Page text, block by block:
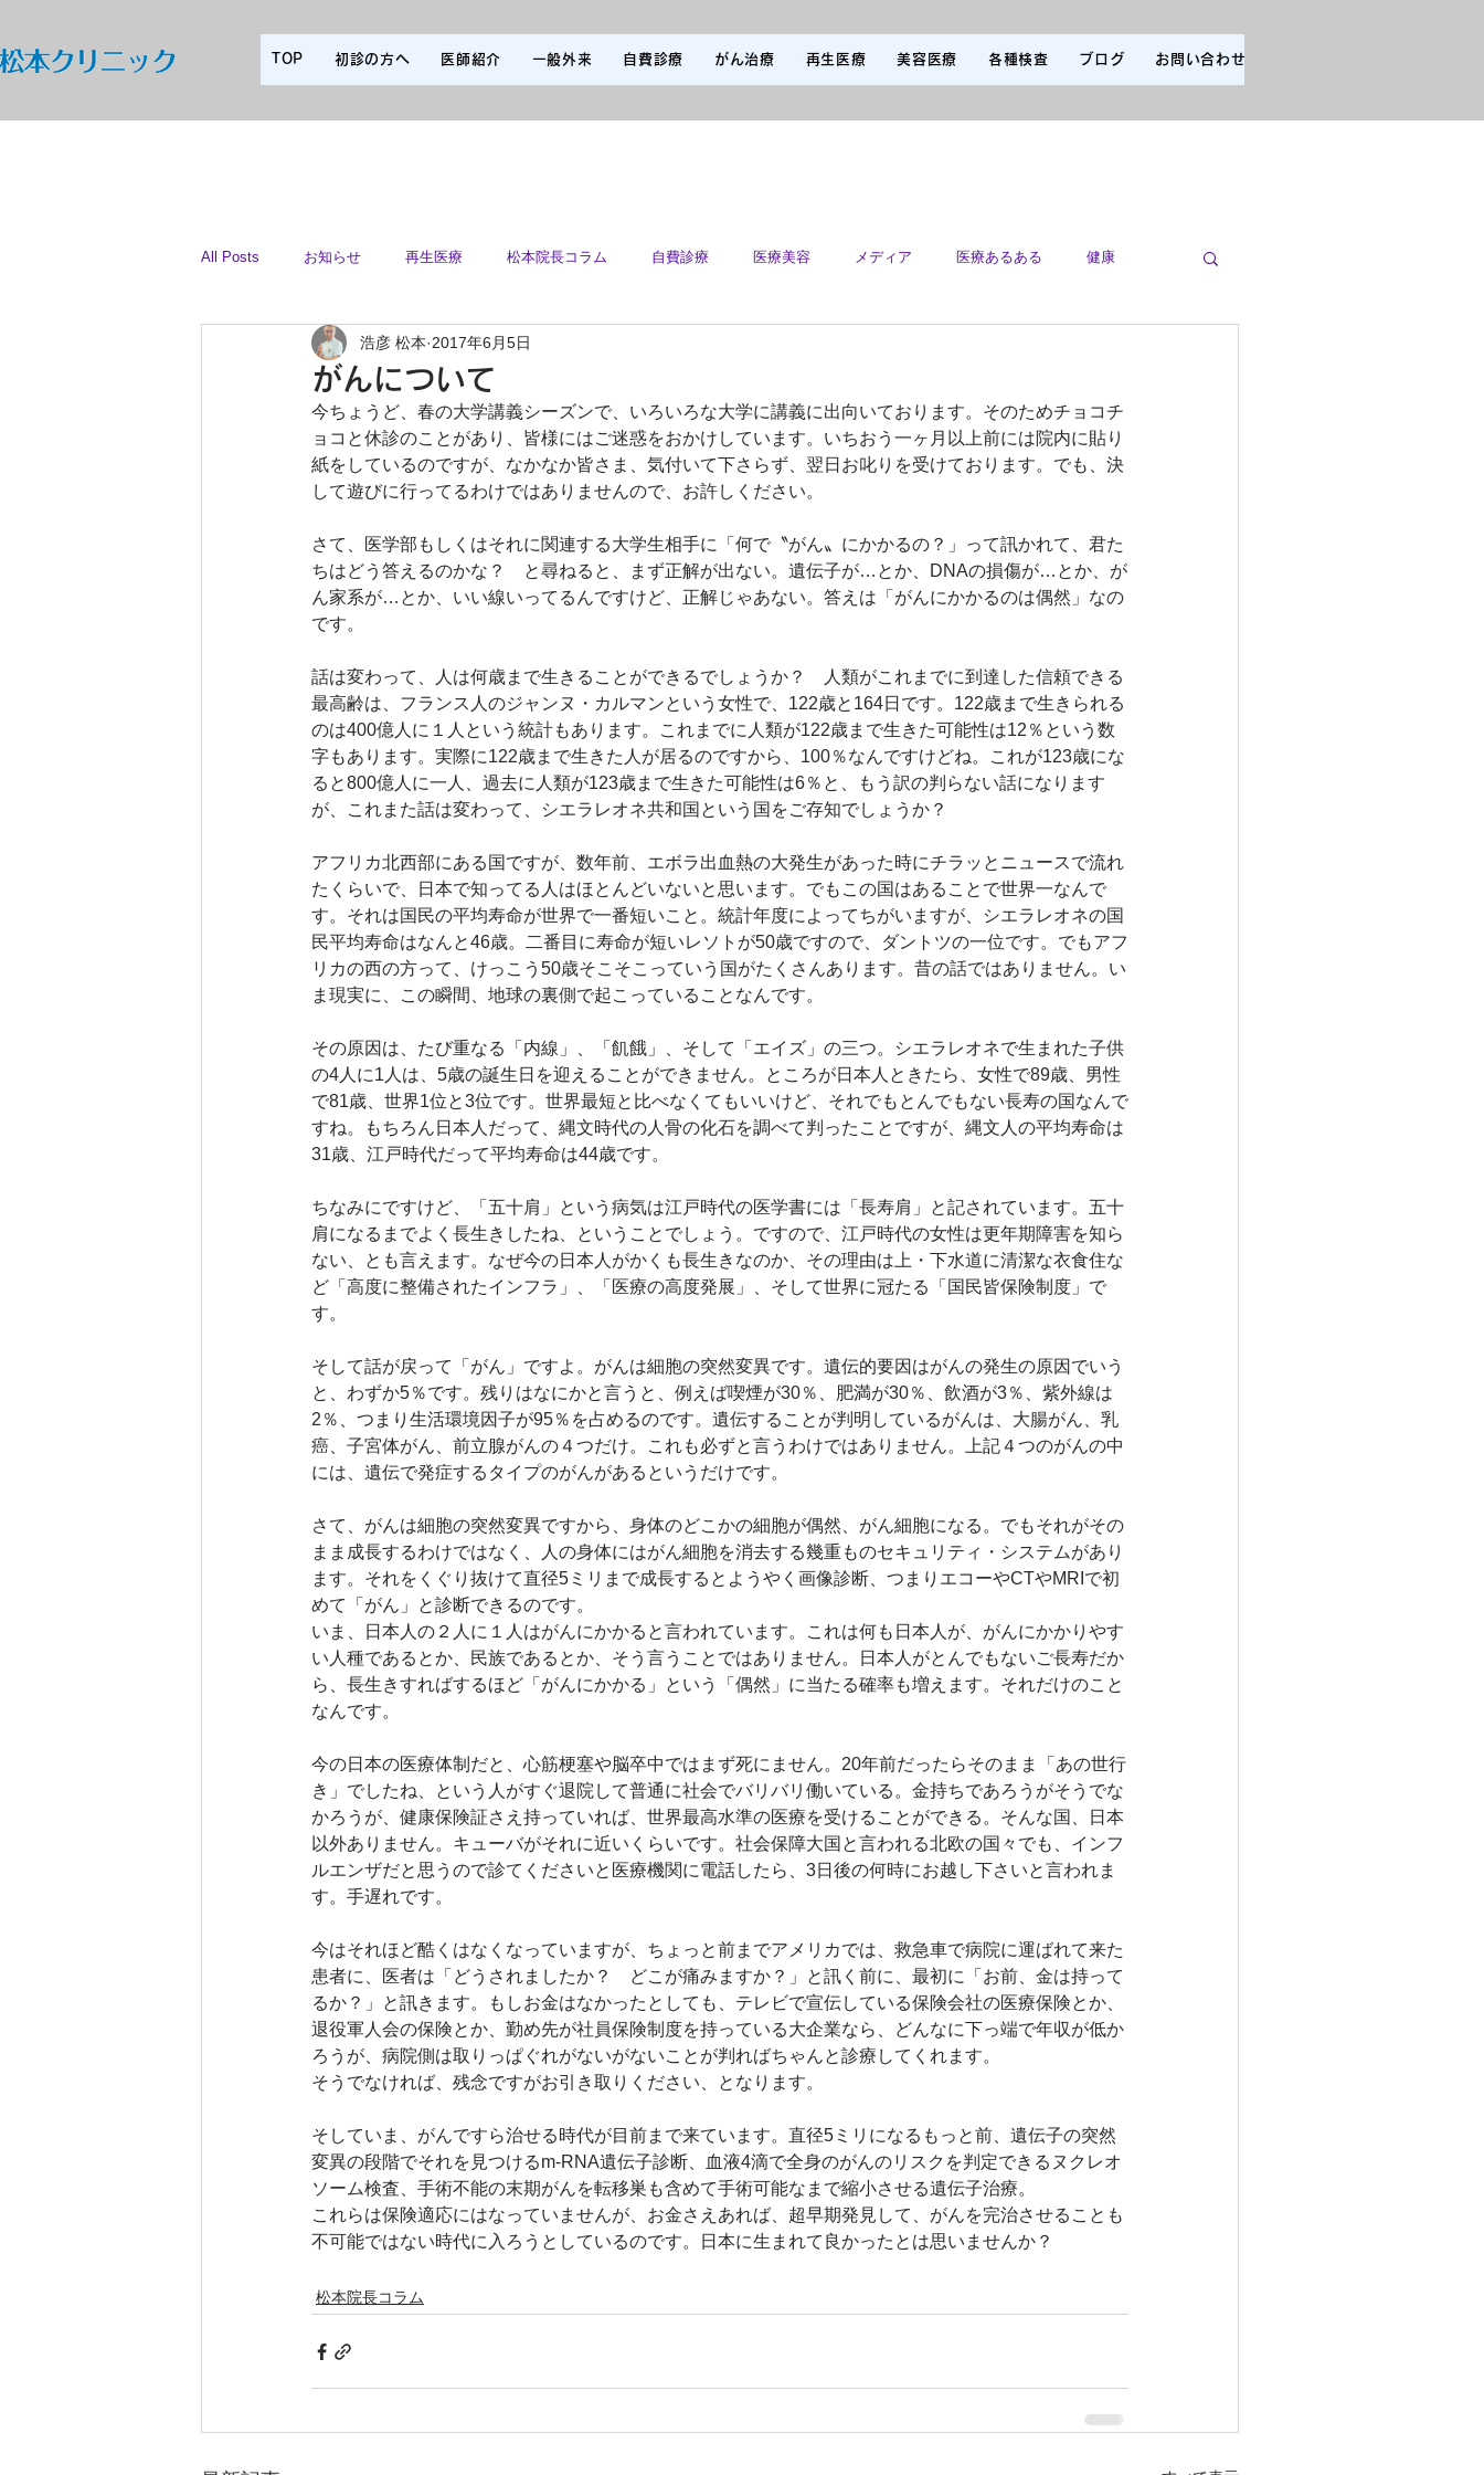
TOP 初診の方へ 医師紹介 一般外来 自費診療 がん治療 再生医療 美容医療 各種検査 ブログ お問い合わせ
All Posts お知らせ 再生医療 松本院長コラム 自費診療 医療美容 メディア 医療あるある 健康
がんについて
浩彦 松本 2017年6月5日
今ちょうど、春の大学講義シーズンで、いろいろな大学に講義に出向いております。そのためチョコチ
ョコと休診のことがあり、皆様にはご迷惑をおかけしています。いちおう一ヶ月以上前には院内に貼り
紙をしているのですが、なかなか皆さま、気付いて下さらず、翌日お叱りを受けております。でも、決
して遊びに行ってるわけではありませんので、お許しください。
さて、医学部もしくはそれに関連する大学生相手に「何で〝がん〟にかかるの？」って訊かれて、君た
ちはどう答えるのかな？　と尋ねると、まず正解が出ない。遺伝子が…とか、DNAの損傷が…とか、が
ん家系が…とか、いい線いってるんですけど、正解じゃあない。答えは「がんにかかるのは偶然」なの
です。
話は変わって、人は何歳まで生きることができるでしょうか？　人類がこれまでに到達した信頼できる
最高齢は、フランス人のジャンヌ・カルマンという女性で、122歳と164日です。122歳まで生きられる
のは400億人に１人という統計もあります。これまでに人類が122歳まで生きた可能性は12％という数
字もあります。実際に122歳まで生きた人が居るのですから、100％なんですけどね。これが123歳にな
ると800億人に一人、過去に人類が123歳まで生きた可能性は6％と、もう訳の判らない話になります
が、これまた話は変わって、シエラレオネ共和国という国をご存知でしょうか？
アフリカ北西部にある国ですが、数年前、エボラ出血熱の大発生があった時にチラッとニュースで流れ
たくらいで、日本で知ってる人はほとんどいないと思います。でもこの国はあることで世界一なんで
す。それは国民の平均寿命が世界で一番短いこと。統計年度によってちがいますが、シエラレオネの国
民平均寿命はなんと46歳。二番目に寿命が短いレソトが50歳ですので、ダントツの一位です。でもアフ
リカの西の方って、けっこう50歳そこそこっていう国がたくさんあります。昔の話ではありません。い
ま現実に、この瞬間、地球の裏側で起こっていることなんです。
その原因は、たび重なる「内線」、「飢餓」、そして「エイズ」の三つ。シエラレオネで生まれた子供
の4人に1人は、5歳の誕生日を迎えることができません。ところが日本人ときたら、女性で89歳、男性
で81歳、世界1位と3位です。世界最短と比べなくてもいいけど、それでもとんでもない長寿の国なんで
すね。もちろん日本人だって、縄文時代の人骨の化石を調べて判ったことですが、縄文人の平均寿命は
31歳、江戸時代だって平均寿命は44歳です。
ちなみにですけど、「五十肩」という病気は江戸時代の医学書には「長寿肩」と記されています。五十
肩になるまでよく長生きしたね、ということでしょう。ですので、江戸時代の女性は更年期障害を知ら
ない、とも言えます。なぜ今の日本人がかくも長生きなのか、その理由は上・下水道に清潔な衣食住な
ど「高度に整備されたインフラ」、「医療の高度発展」、そして世界に冠たる「国民皆保険制度」で
す。
そして話が戻って「がん」ですよ。がんは細胞の突然変異です。遺伝的要因はがんの発生の原因でいう
と、わずか5％です。残りはなにかと言うと、例えば喫煙が30％、肥満が30％、飲酒が3％、紫外線は
2％、つまり生活環境因子が95％を占めるのです。遺伝することが判明しているがんは、大腸がん、乳
癌、子宮体がん、前立腺がんの４つだけ。これも必ずと言うわけではありません。上記４つのがんの中
には、遺伝で発症するタイプのがんがあるというだけです。
さて、がんは細胞の突然変異ですから、身体のどこかの細胞が偶然、がん細胞になる。でもそれがその
まま成長するわけではなく、人の身体にはがん細胞を消去する幾重ものセキュリティ・システムがあり
ます。それをくぐり抜けて直径5ミリまで成長するとようやく画像診断、つまりエコーやCTやMRIで初
めて「がん」と診断できるのです。
いま、日本人の２人に１人はがんにかかると言われています。これは何も日本人が、がんにかかりやす
い人種であるとか、民族であるとか、そう言うことではありません。日本人がとんでもないご長寿だか
ら、長生きすればするほど「がんにかかる」という「偶然」に当たる確率も増えます。それだけのこと
なんです。
今の日本の医療体制だと、心筋梗塞や脳卒中ではまず死にません。20年前だったらそのまま「あの世行
き」でしたね、という人がすぐ退院して普通に社会でバリバリ働いている。金持ちであろうがそうでな
かろうが、健康保険証さえ持っていれば、世界最高水準の医療を受けることができる。そんな国、日本
以外ありません。キューバがそれに近いくらいです。社会保障大国と言われる北欧の国々でも、インフ
ルエンザだと思うので診てくださいと医療機関に電話したら、3日後の何時にお越し下さいと言われま
す。手遅れです。
今はそれほど酷くはなくなっていますが、ちょっと前までアメリカでは、救急車で病院に運ばれて来た
患者に、医者は「どうされましたか？　どこが痛みますか？」と訊く前に、最初に「お前、金は持って
るか？」と訊きます。もしお金はなかったとしても、テレビで宣伝している保険会社の医療保険とか、
退役軍人会の保険とか、勤め先が社員保険制度を持っている大企業なら、どんなに下っ端で年収が低か
ろうが、病院側は取りっぱぐれがないがないことが判ればちゃんと診療してくれます。
そうでなければ、残念ですがお引き取りください、となります。
そしていま、がんですら治せる時代が目前まで来ています。直径5ミリになるもっと前、遺伝子の突然
変異の段階でそれを見つけるm-RNA遺伝子診断、血液4滴で全身のがんのリスクを判定できるヌクレオ
ソーム検査、手術不能の末期がんを転移巣も含めて手術可能なまで縮小させる遺伝子治療。
これらは保険適応にはなっていませんが、お金さえあれば、超早期発見して、がんを完治させることも
不可能ではない時代に入ろうとしているのです。日本に生まれて良かったとは思いませんか？
松本院長コラム